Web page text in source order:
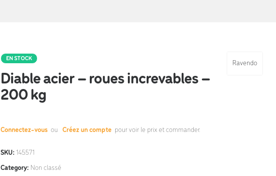
Ravendo
EN STOCK
Diable acier – roues increvables –
200 kg
Connectez-vous ou Créez un compte pour voir le prix et commander.
SKU: 145571
Category: Non classé